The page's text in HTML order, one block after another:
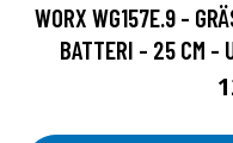
WORX WG157E.9 -
BATTERI - 25 CM -